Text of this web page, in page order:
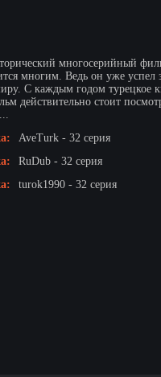
многосерийный
многим. Ведь он уже успел
С каждым годом турецкое
действительно стоит
AveTurk - 32 серия
RuDub - 32 серия
turok1990 - 32 серия